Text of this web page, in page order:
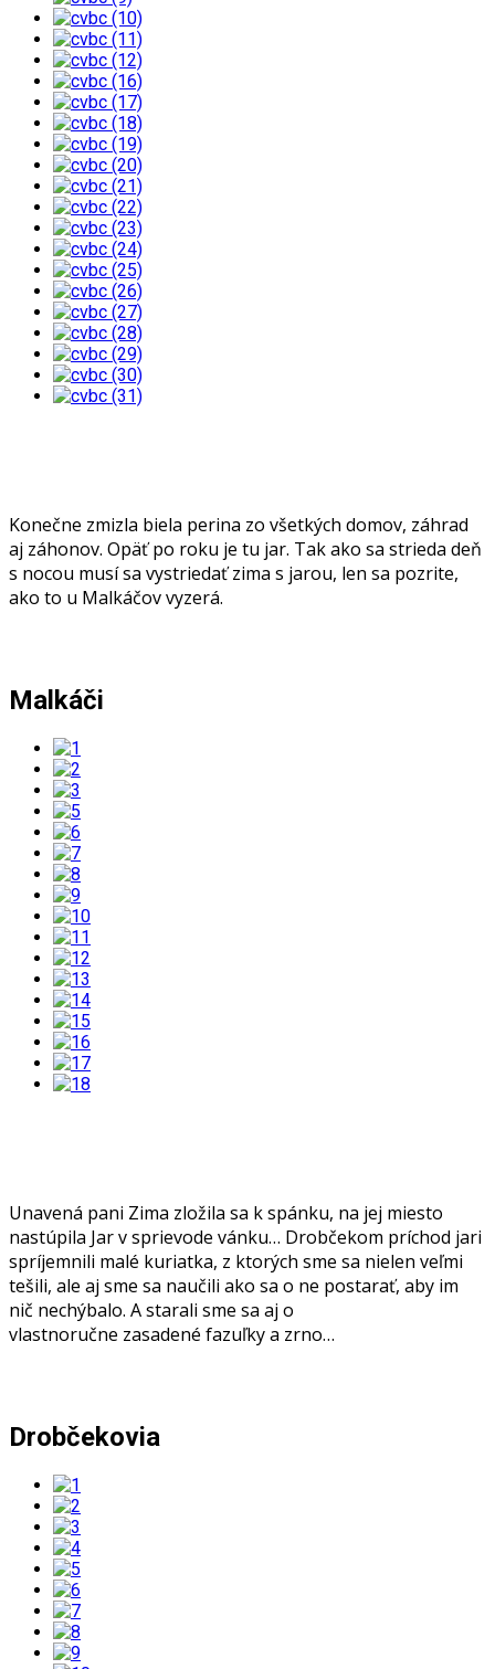
Konečne zmizla biela perina zo všetkých domov, záhrad
aj záhonov. Opäť po roku je tu jar. Tak ako sa strieda deň
s nocou musí sa vystriedať zima s jarou, len sa pozrite,
ako to u Malkáčov vyzerá.
Malkáči
Unavená pani Zima zložila sa k spánku, na jej miesto
nastúpila Jar v sprievode vánku… Drobčekom príchod jari
spríjemnili malé kuriatka, z ktorých sme sa nielen veľmi
tešili, ale aj sme sa naučili ako sa o ne postarať, aby im
nič nechýbalo. A starali sme sa aj o
vlastnoručne zasadené fazuľky a zrno…
Drobčekovia